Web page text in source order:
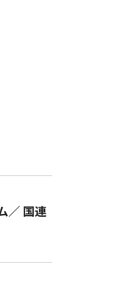
／ 国連